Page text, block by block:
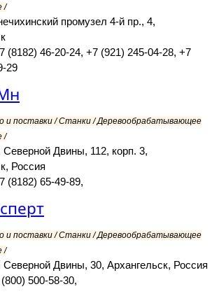
/
промузел 4-й пр., 4,
(8182) 46-20-24, +7 (921) 245-04-28, +7
29
и поставки / Станки / Деревообрабатывающее
/
Двины, 112, корп. 3,
Россия
(8182) 65-49-89,
и поставки / Станки / Деревообрабатывающее
/
Двины, 30, Архангельск, Россия
500-58-30,